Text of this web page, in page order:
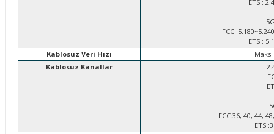
ETSI:
FCC:
ETSI:
Kablosuz Veri Hızı
Kablosuz Kanallar
FCC:36, 40, 44,